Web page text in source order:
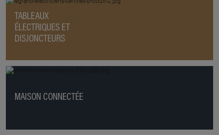
TABLEAUX
ÉLECTRIQUES ET
DISJONCTEURS
MAISON CONNECTÉE